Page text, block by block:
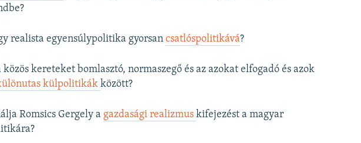
realista egyensúlypolitika gyorsancsatlóspolitikává?
kereteket bomlasztó, normaszegő és az azokat elfogadó és azok
külpolitikákközött?
Romsics Gergely a gazdasági realizmuskifejezést a magyar